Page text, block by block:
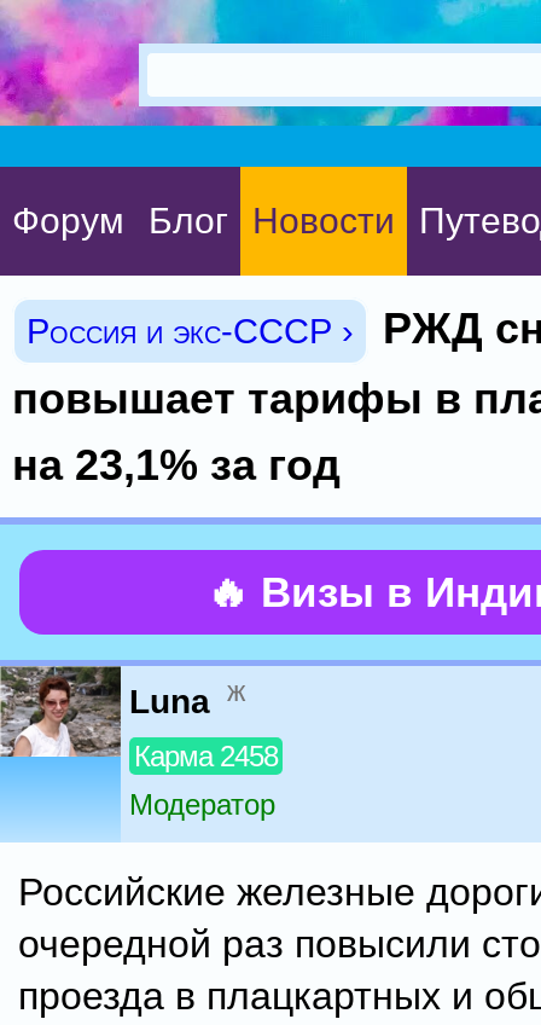
Форум Блог Новости
Россия и экс-СССР ›
РЖД
повышает тарифы в
на 23,1% за год
🔥 Визы в
Luna ж
Карма 2458
Модератор
Российские железные
очередной раз повысили
проезда в плацкартных и